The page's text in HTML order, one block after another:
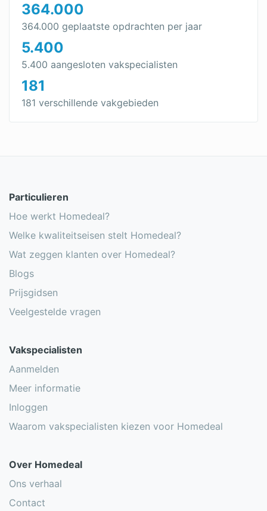
364.000
364.000 geplaatste opdrachten per jaar
5.400
5.400 aangesloten vakspecialisten
181
181 verschillende vakgebieden
Particulieren
Hoe werkt Homedeal?
Welke kwaliteitseisen stelt Homedeal?
Wat zeggen klanten over Homedeal?
Blogs
Prijsgidsen
Veelgestelde vragen
Vakspecialisten
Aanmelden
Meer informatie
Inloggen
Waarom vakspecialisten kiezen voor Homedeal
Over Homedeal
Ons verhaal
Contact